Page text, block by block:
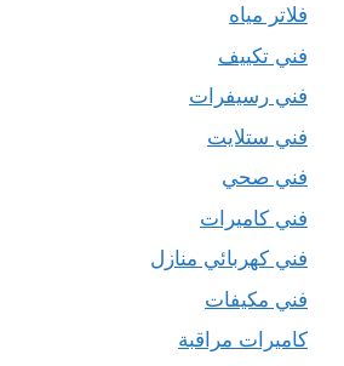
فلاتر مياه
فني تكييف
فني رسيفرات
فني ستلايت
فني صحي
فني كاميرات
فني كهربائي منازل
فني مكيفات
كاميرات مراقبة